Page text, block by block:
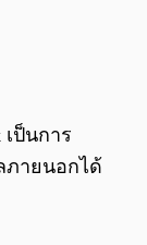
/
ป็นการ
ายนอกได้